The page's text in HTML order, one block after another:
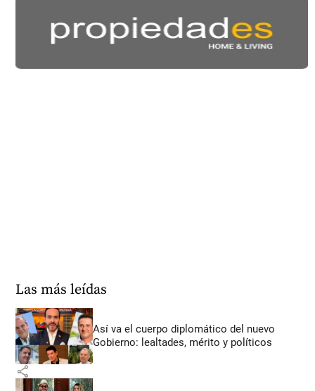
Las más leídas
Así va el cuerpo diplomático del nuevo
Gobierno: lealtades, mérito y políticos
share